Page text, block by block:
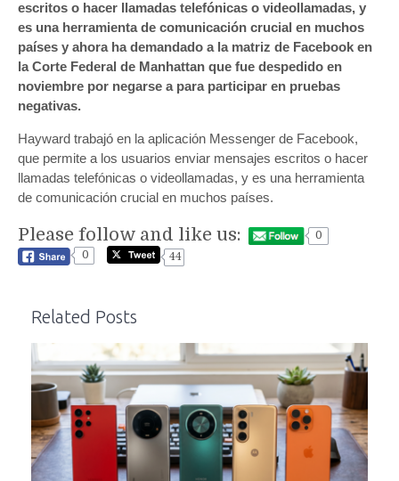
escritos o hacer llamadas telefónicas o videollamadas, y
es una herramienta de comunicación crucial en muchos
países y ahora ha demandado a la matriz de Facebook en
la Corte Federal de Manhattan que fue despedido en
noviembre por negarse a para participar en pruebas
negativas.
Hayward trabajó en la aplicación Messenger de Facebook,
que permite a los usuarios enviar mensajes escritos o hacer
llamadas telefónicas o videollamadas, y es una herramienta
de comunicación crucial en muchos países.
Please follow and like us:
0
0
44
Related Posts